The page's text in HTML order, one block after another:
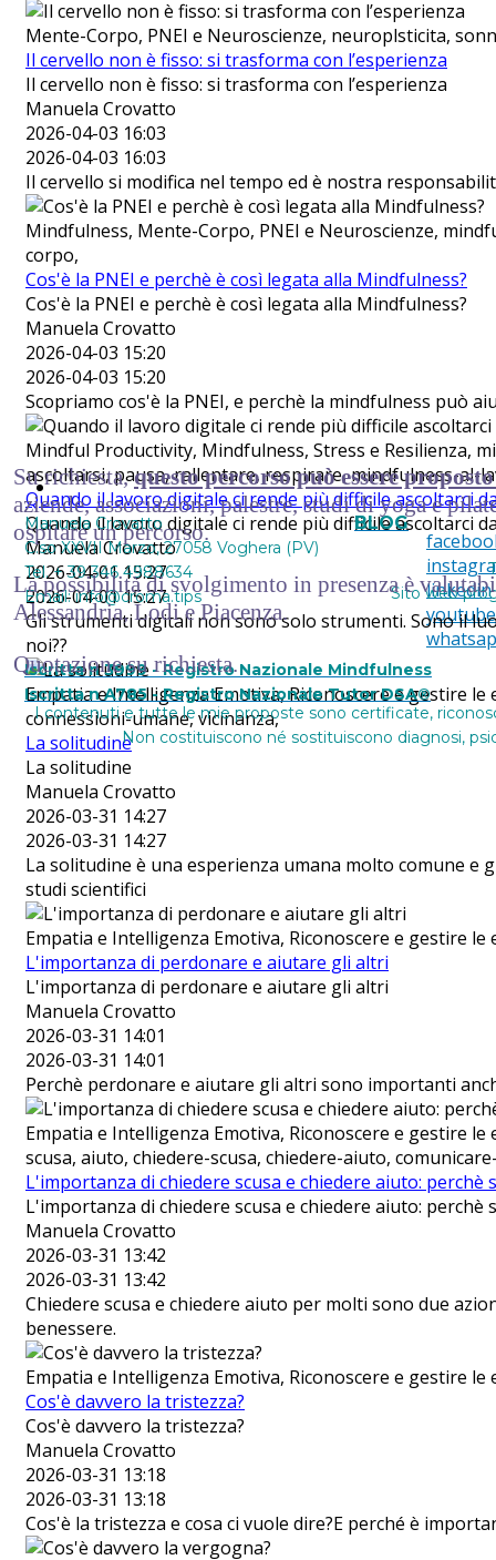
Su richiesta,questo percorso può essere
aziende, associazioni, palestre, studi di yoga e
ospitare un percorso.
La possibilità di svolgimento in presenza è
Alessandria, Lodi e Piacenza.
Quotazione su richiesta.
Contattami
linkedin
youtube
Manuela Crovatto
C.so XXVII Marzo, 27058 Voghera (PV)
Tel. + 39 346 4988634
Email: info@croma.tips
Iscritta n 3999 - Registro Nazionale Mindfulness
Iscritta n A785 - Registro Nazionale Tutor DSA®
BLOG
Sito web
I contenuti e tutte le mie proposte sono certificate,
Non costituiscono né sostituiscono diagnosi,
Mente-Corpo, PNEI e Neuroscienze, neuroplsticita,
Il cervello non è fisso: si trasforma con l’esperienza
Il cervello non è fisso: si trasforma con l’esperienza
Manuela Crovatto
2026-04-03 16:03
2026-04-03 16:03
Il cervello si modifica nel tempo ed è nostra
Mindfulness, Mente-Corpo, PNEI e Neuroscienze,
corpo,
Cos'è la PNEI e perchè è così legata alla Mindfulness?
Cos'è la PNEI e perchè è così legata alla Mindfulness?
Manuela Crovatto
2026-04-03 15:20
2026-04-03 15:20
Scopriamo cos'è la PNEI, e perchè la mindfulness può
Mindful Productivity, Mindfulness, Stress e Resilienza,
ascoltarsi, pausa, rallentare, respirare, mindfulness-al-
Quando il lavoro digitale ci rende più difficile ascoltarci
Quando il lavoro digitale ci rende più difficile ascoltarci
Manuela Crovatto
2026-04-01 15:27
2026-04-01 15:27
Gli strumenti digitali non sono solo strumenti. Sono il
noi??
Empatia e Intelligenza Emotiva, Riconoscere e gestire
connessioni-umane, vicinanza,
La solitudine
La solitudine
Manuela Crovatto
2026-03-31 14:27
2026-03-31 14:27
La solitudine è una esperienza umana molto comune e
studi scientifici
Empatia e Intelligenza Emotiva, Riconoscere e gestire
L'importanza di perdonare e aiutare gli altri
L'importanza di perdonare e aiutare gli altri
Manuela Crovatto
2026-03-31 14:01
2026-03-31 14:01
Perchè perdonare e aiutare gli altri sono importanti
Empatia e Intelligenza Emotiva, Riconoscere e gestire
scusa, aiuto, chiedere-scusa, chiedere-aiuto,
L'importanza di chiedere scusa e chiedere aiuto:
L'importanza di chiedere scusa e chiedere aiuto:
Manuela Crovatto
2026-03-31 13:42
2026-03-31 13:42
Chiedere scusa e chiedere aiuto per molti sono due
benessere.
Empatia e Intelligenza Emotiva, Riconoscere e gestire
Cos'è davvero la tristezza?
Cos'è davvero la tristezza?
Manuela Crovatto
2026-03-31 13:18
2026-03-31 13:18
Cos'è la tristezza e cosa ci vuole dire?E perché è